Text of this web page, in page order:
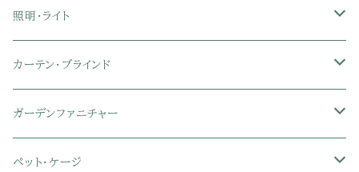
マットレス
セミシングル
シングル
セミシングル
シングル
セミダブル
シングル
セミダブル
ダブル
クイーン
スチール脚ダイニング
ツインデスク
デスクセット
サイドワゴン・チェスト
木製デスク
学習椅子
ファブリックチェア
革・レザー・合皮チェア
スチール脚チェア
オフィス雑貨
オフィス家電
洗濯カゴ・ワゴン
物干しスタンド
トイレ用品
トイレットペーパーホルダー
食器・食器スタンド
キャニスター・ディスペンサー
コーヒーサーバー
エコバッグ
絵本ラック・本棚
ラック・ランドセルラック
おもちゃ・キッズ収納
学習机・学習椅子
照明・ライト
シーリングライト
シーリングファンライト
ペンダントライト
カーテン・ブラインド
ドレープカーテン
レースカーテン
ガーデンファニチャー
ガーデンフェンス・アーチ
ペット・ケージ